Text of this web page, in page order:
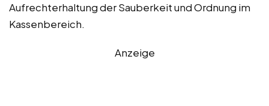
Aufrechterhaltung der Sauberkeit und Ordnung im
Kassenbereich.
Anzeige